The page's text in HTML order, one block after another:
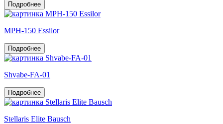
Подробнее
MPH-150 Essilor
Подробнее
Shvabe-FA-01
Подробнее
Stellaris Elite Bausch